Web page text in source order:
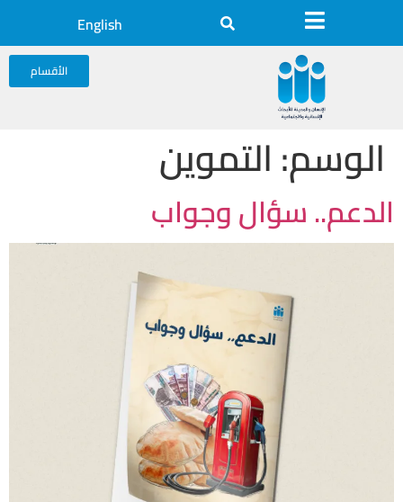
English
الأقسام
الوسم:التموين
الدعم.. سؤال وجواب